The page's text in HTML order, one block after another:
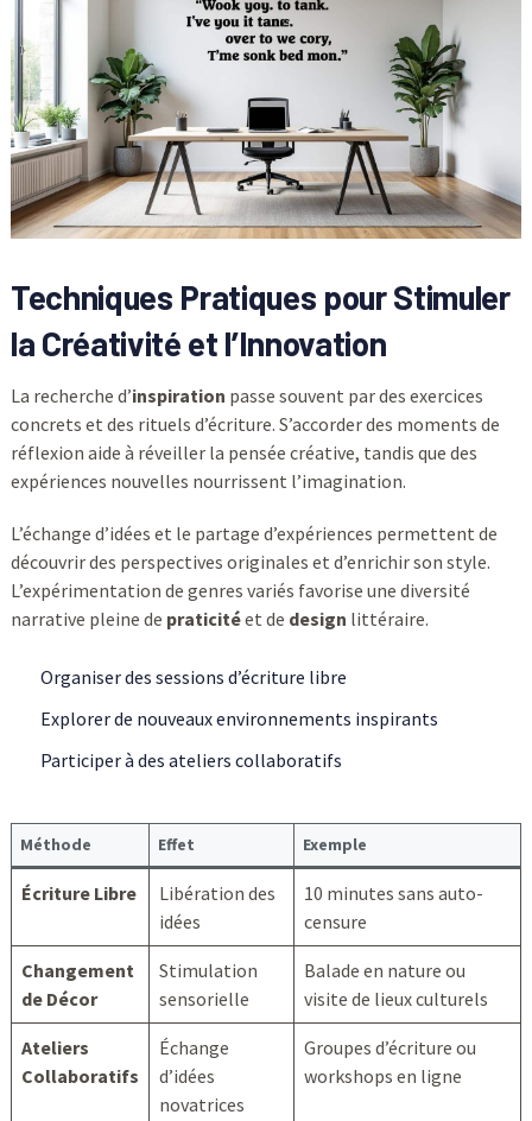
Techniques Pratiques pour Stimuler
la Créativité et l’Innovation
La recherche d’inspiration passe souvent par des exercices
concrets et des rituels d’écriture. S’accorder des moments de
réflexion aide à réveiller la pensée créative, tandis que des
expériences nouvelles nourrissent l’imagination.
L’échange d’idées et le partage d’expériences permettent de
découvrir des perspectives originales et d’enrichir son style.
L’expérimentation de genres variés favorise une diversité
narrative pleine de praticitéet de design littéraire.
Organiser des sessions d’écriture libre
Explorer de nouveaux environnements inspirants
Participer à des ateliers collaboratifs
Méthode Effet Exemple
Écriture Libre
Libération des
idées
10 minutes sans auto-
censure
Changement
de Décor
Stimulation
sensorielle
Balade en nature ou
visite de lieux culturels
Ateliers
Collaboratifs
Échange
d’idées
novatrices
Groupes d’écriture ou
workshops en ligne